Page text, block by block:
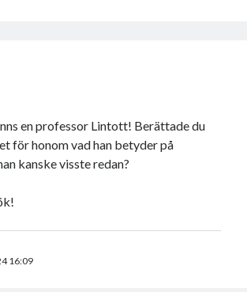
en professor Lintott! Berättade du
för honom vad han betyder på
kanske visste redan?
16:09